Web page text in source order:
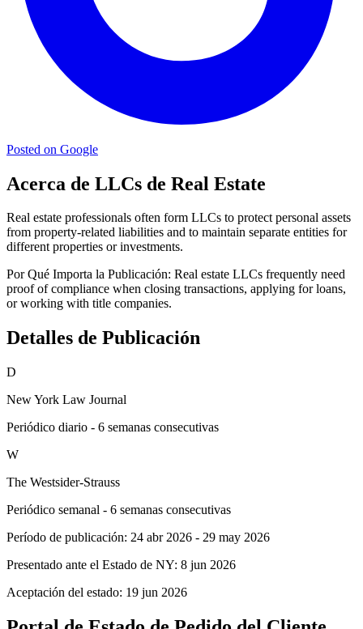
Posted on Google
Acerca de LLCs de Real Estate
Real estate professionals often form LLCs to protect personal assets
from property-related liabilities and to maintain separate entities for
different properties or investments.
Por Qué Importa la Publicación: Real estate LLCs frequently need
proof of compliance when closing transactions, applying for loans,
or working with title companies.
Detalles de Publicación
D
New York Law Journal
Periódico diario - 6 semanas consecutivas
W
The Westsider-Strauss
Periódico semanal - 6 semanas consecutivas
Período de publicación: 24 abr 2026 - 29 may 2026
Presentado ante el Estado de NY: 8 jun 2026
Aceptación del estado: 19 jun 2026